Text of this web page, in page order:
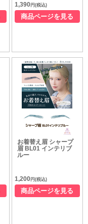
1,390円(税込)
商品ページを見る
お着替え眉 シャープ
眉 BL01 インテリブ
ルー
1,200円(税込)
商品ページを見る